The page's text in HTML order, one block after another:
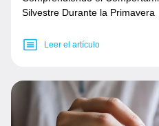
Silvestre Durante la Primavera
Leer el artículo